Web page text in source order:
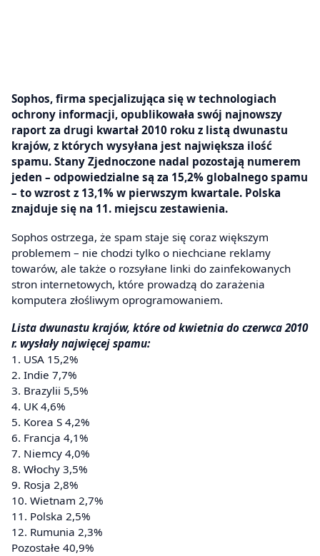
Sophos, firma specjalizująca się w technologiach
ochrony informacji, opublikowała swój najnowszy
raport za drugi kwartał 2010 roku z listą dwunastu
krajów, z których wysyłana jest największa ilość
spamu. Stany Zjednoczone nadal pozostają numerem
jeden – odpowiedzialne są za 15,2% globalnego spamu
– to wzrost z 13,1% w pierwszym kwartale. Polska
znajduje się na 11. miejscu zestawienia.
Sophos ostrzega, że spam staje się coraz większym
problemem – nie chodzi tylko o niechciane reklamy
towarów, ale także o rozsyłane linki do zainfekowanych
stron internetowych, które prowadzą do zarażenia
komputera złośliwym oprogramowaniem.
Lista dwunastu krajów, które od kwietnia do czerwca 2010
r. wysłały najwięcej spamu:
1. USA 15,2%
2. Indie 7,7%
3. Brazylii 5,5%
4. UK 4,6%
5. Korea S 4,2%
6. Francja 4,1%
7. Niemcy 4,0%
8. Włochy 3,5%
9. Rosja 2,8%
10. Wietnam 2,7%
11. Polska 2,5%
12. Rumunia 2,3%
Pozostałe 40,9%